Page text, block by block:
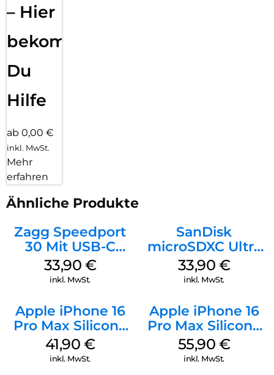
– Hier
bekommst
Du
Hilfe
ab 0,00 €
inkl. MwSt.
Mehr
erfahren
Ähnliche Produkte
Zagg Speedport
30 Mit USB-C
Kabel Weiß
33,90 €
inkl. MwSt.
SanDisk
microSDXC Ultra
128 GB + Adapter
Mobile
33,90 €
inkl. MwSt.
Apple iPhone 16
Pro Max Silicone
Case MagSafe
Ultramarine
41,90 €
inkl. MwSt.
Apple iPhone 16
Pro Max Silicone
Case MagSafe
Stone Gray
55,90 €
inkl. MwSt.